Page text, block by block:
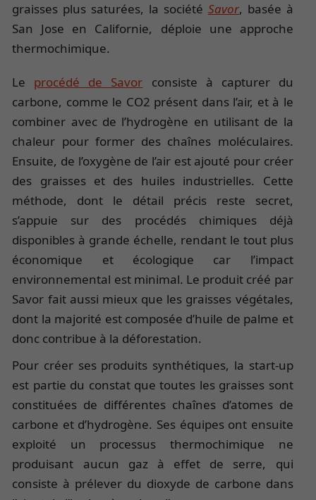
graisses plus saturées, la société Savor, basée à
San Jose en Californie, déploie une approche
thermochimique.
Le procédé de Savor consiste à capturer du
carbone, comme le CO2 présent dans l’air, et à le
combiner avec de l’hydrogène en utilisant de la
chaleur pour former des chaînes moléculaires.
Ensuite, de l’oxygène de l’air est ajouté pour créer
des graisses et des huiles industrielles. Cette
méthode, dont le détail précis reste secret,
s’appuie sur des procédés chimiques déjà
disponibles à grande échelle, rendant le tout plus
économique et écologique car l’impact
environnemental est minimal. Le produit créé par
Savor fait aussi mieux que les graisses végétales,
dont la majorité est composée d’huile de palme et
donc contribue à la déforestation.
Pour créer ses produits synthétiques, la start-up
est partie du constat que toutes les graisses sont
constituées de différentes chaînes d’atomes de
carbone et d’hydrogène. Ses équipes ont ensuite
exploité un processus thermochimique ne
produisant aucun gaz à effet de serre, qui
consiste à prélever du dioxyde de carbone dans